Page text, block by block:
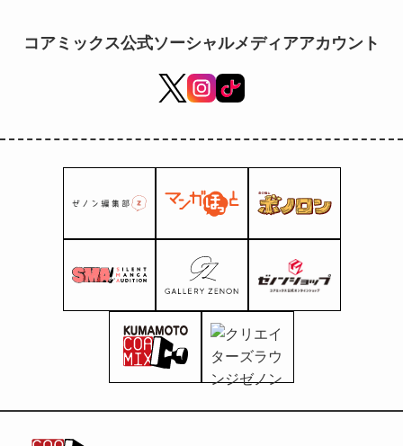
コアミックス公式ソーシャルメディアアカウント